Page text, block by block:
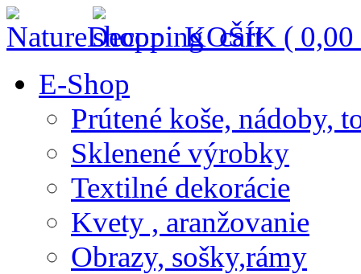
KOŠÍK ( 0,00
E-Shop
Prútené koše, nádoby,
Sklenené výrobky
Textilné dekorácie
Kvety , aranžovanie
Obrazy, sošky,rámy